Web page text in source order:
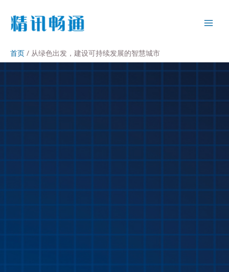
首页 从绿色出发，建设可持续发展的智慧城市